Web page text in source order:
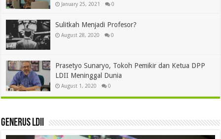
January 25, 2021 0
Sulitkah Menjadi Profesor?
August 28, 2020 0
Prasetyo Sunaryo, Tokoh Pemikir dan Ketua DPP
LDII Meninggal Dunia
August 1, 2020 0
Generus LDII